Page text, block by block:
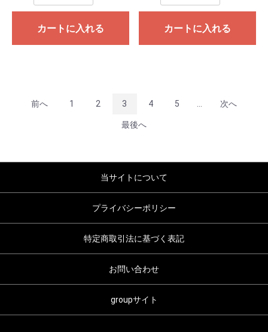
カートに入れる カートに入れる
前へ 1 2 3 4 5 次へ
最後へ
当サイトについて
プライバシーポリシー
特定商取引法に基づく表記
お問い合わせ
groupサイト